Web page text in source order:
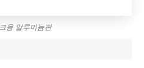
용 알루미늄판